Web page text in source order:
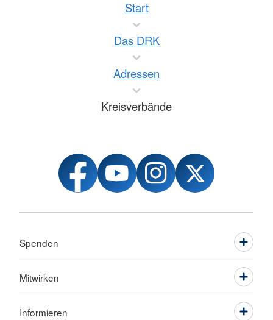
Start
Das DRK
Adressen
Kreisverbände
Spenden
Mitwirken
Informieren